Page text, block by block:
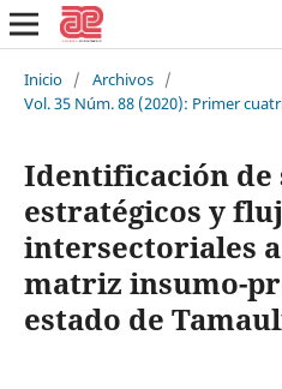
Inicio / Archivos /
Vol. 35 Núm. 88 (2020): Primer
Identificación de
estratégicos y
intersectoriales
matriz insumo-
estado de